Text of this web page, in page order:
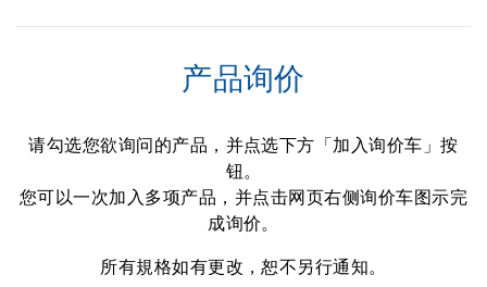
产品询价
请勾选您欲询问的产品，并点选下方「加入询价车」按
钮。
您可以一次加入多项产品，并点击网页右侧询价车图示完
成询价。
所有規格如有更改，恕不另行通知。